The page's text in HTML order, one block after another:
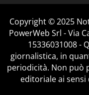
Copyright © 2025
PowerWeb Srl - Via
15336031008 -
giornalistica, in
periodicità. Non può
editoriale ai sensi